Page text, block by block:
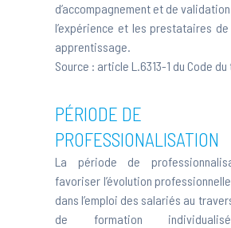
d’accompagnement et de
l’expérience et les prestataires
apprentissage.
Source : article L.6313-1 du Code
PÉRIODE DE
PROFESSIONALISATION
La période de
favoriser l’évolution
dans l’emploi des salariés au
de formation